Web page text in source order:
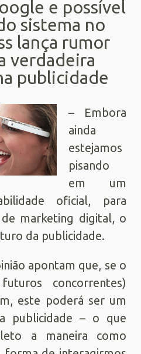
e possível
sistema no
lança rumor
verdadeira
publicidade
– Embora
ainda
estejamos
pisando
em um
oficial, para
marketing digital, o
da publicidade.
apontam que, se o
concorrentes)
este poderá ser um
publicidade – o que
a maneira como